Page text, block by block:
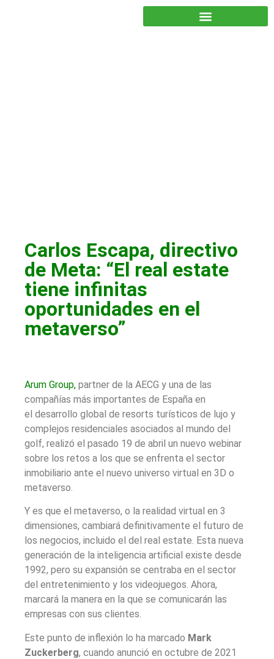
Carlos Escapa, directivo
de Meta: “El real estate
tiene infinitas
oportunidades en el
metaverso”
Arum Group, partner de la AECG y una de las
compañías más importantes de España en
el desarrollo global de resorts turísticos de lujo y
complejos residenciales asociados al mundo del
golf, realizó el pasado 19 de abril un nuevo webinar
sobre los retos a los que se enfrenta el sector
inmobiliario ante el nuevo universo virtual en 3D o
metaverso.
Y es que el metaverso, o la realidad virtual en 3
dimensiones, cambiará definitivamente el futuro de
los negocios, incluido el del real estate. Esta nueva
generación de la inteligencia artificial existe desde
1992, pero su expansión se centraba en el sector
del entretenimiento y los videojuegos. Ahora,
marcará la manera en la que se comunicarán las
empresas con sus clientes.
Este punto de inflexión lo ha marcado Mark
Zuckerberg, cuando anunció en octubre de 2021